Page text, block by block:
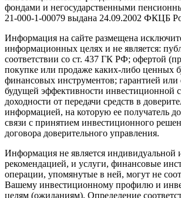
фондами и негосударственными
21-000-1-00079 выдана 24.09.2002 ФКЦБ
Информация на сайте размещена
информационных целях и не является:
соответствии со ст. 437 ГК РФ; офертой
покупке или продаже каких-либо ценных
финансовых инструментов; гарантией
будущей эффективности инвестиционной
доходности от передачи средств в
информацией, на которую ее получатель
связи с принятием инвестиционного
договора доверительного управления.
Информация не является индивидуальной
рекомендацией, и услуги, финансовые
операции, упомянутые в ней, могут не
Вашему инвестиционному профилю и
целям (ожиданиям). Определение